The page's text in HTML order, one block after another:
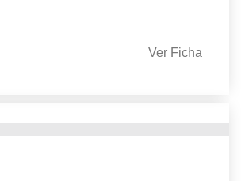
Ver Ficha